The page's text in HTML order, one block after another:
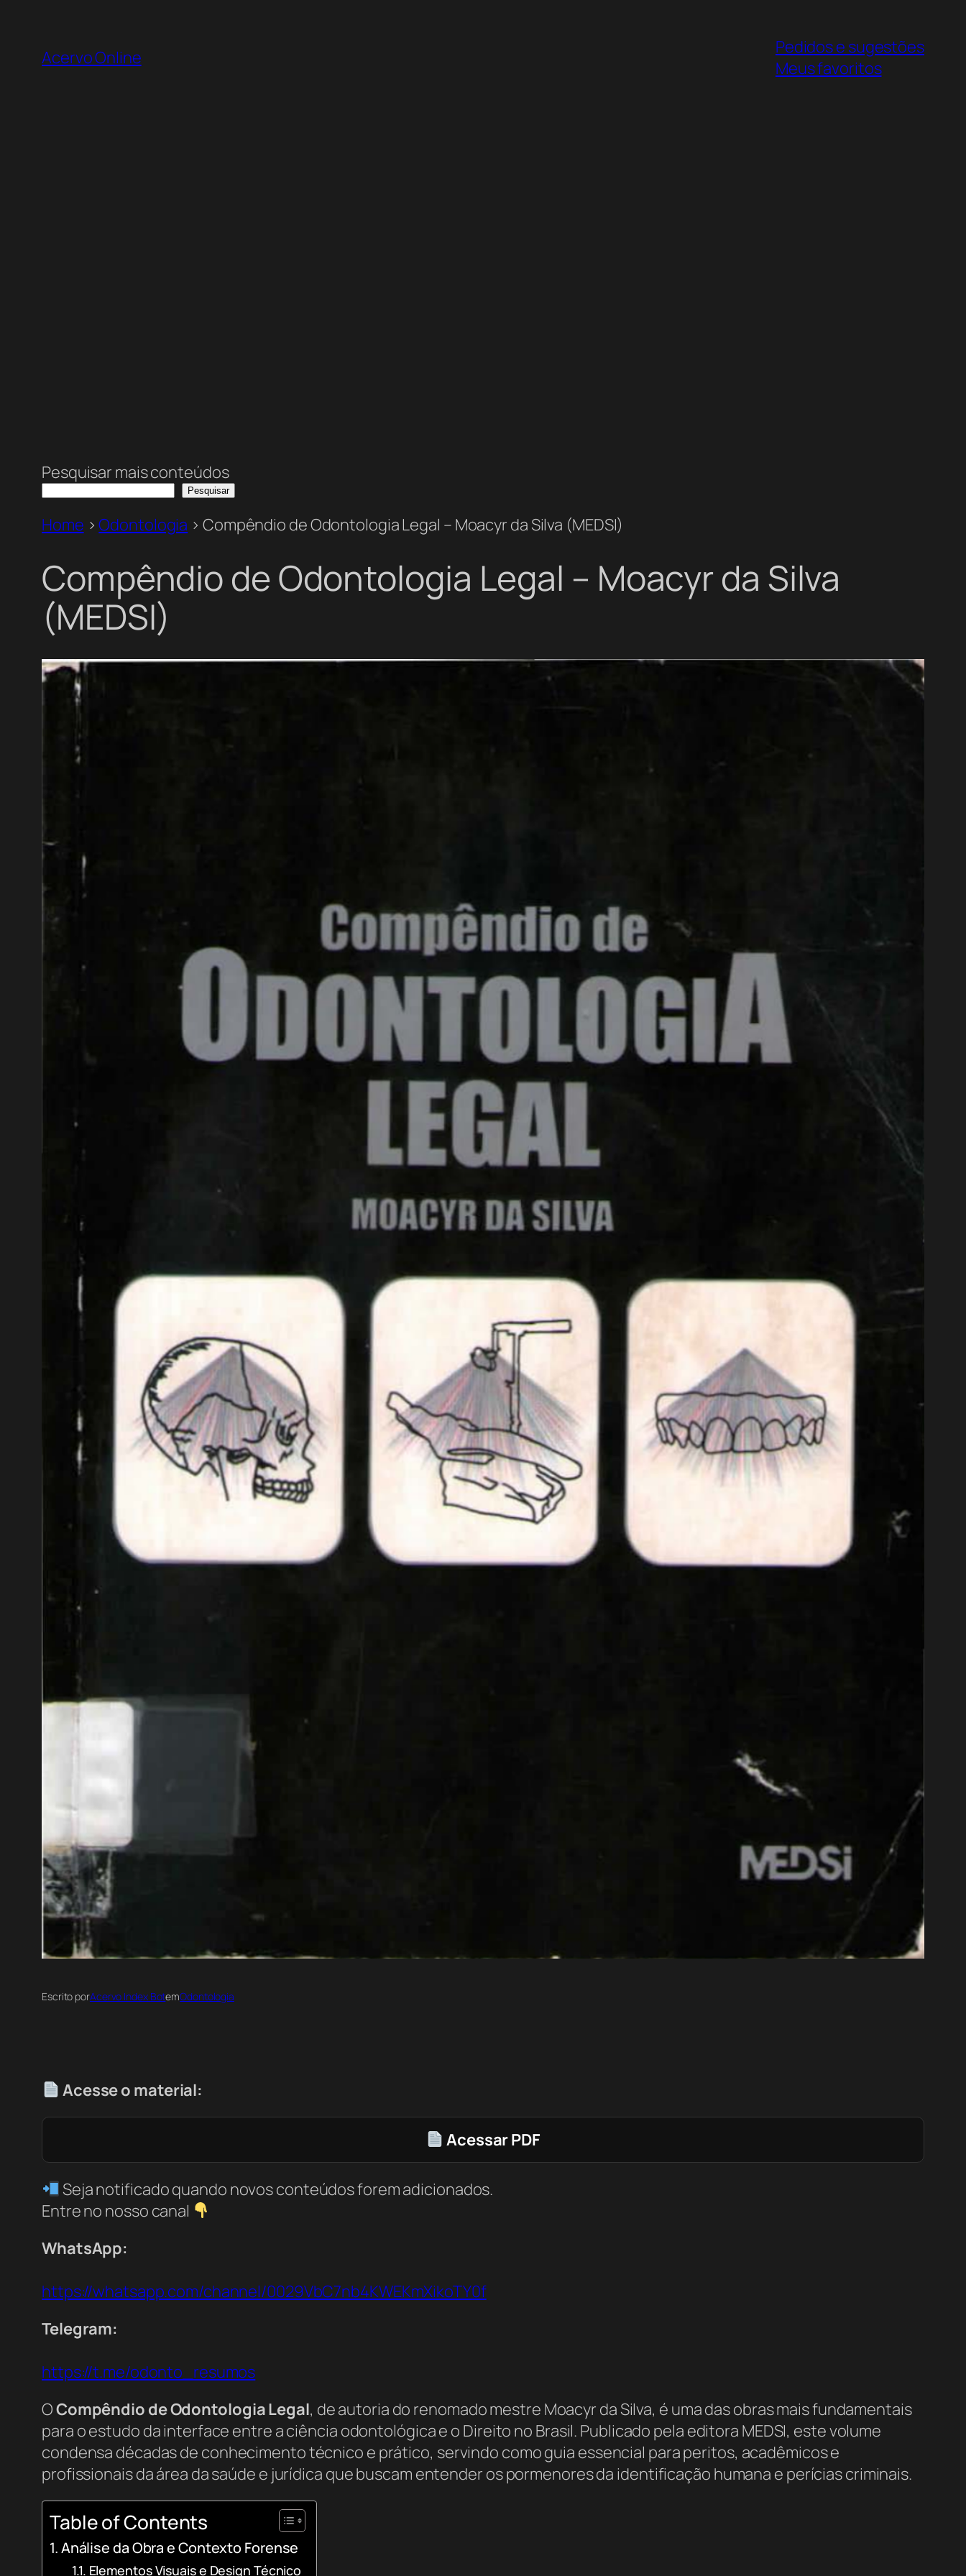
Acervo Online
Pedidos e sugestões
Meus favoritos
Pesquisar mais conteúdos
Pesquisar
Home >Odontologia > Compêndio de Odontologia Legal – Moacyr da Silva (MEDSI)
Compêndio de Odontologia Legal – Moacyr da Silva
(MEDSI)
Escrito porAcervo Index BotemOdontologia
Acesse o material:
Acessar PDF
Seja notificado quando novos conteúdos forem adicionados.
Entre no nosso canal
WhatsApp:
https://whatsapp.com/channel/0029VbC7nb4KWEKmXikoTY0f
Telegram:
https://t.me/odonto_resumos
OCompêndio de Odontologia Legal, de autoria do renomado mestre Moacyr da Silva, é uma das obras mais fundamentais
para o estudo da interface entre a ciência odontológica e o Direito no Brasil. Publicado pela editora MEDSI, este volume
condensa décadas de conhecimento técnico e prático, servindo como guia essencial para peritos, acadêmicos e
profissionais da área da saúde e jurídica que buscam entender os pormenores da identificação humana e perícias criminais.
Table of Contents
Análise da Obra e Contexto Forense
Elementos Visuais e Design Técnico